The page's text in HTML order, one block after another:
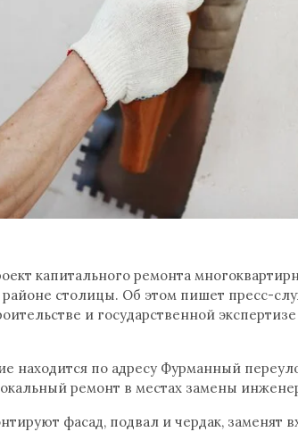
капитального ремонта
столицы. Об этом пишет пресс-
и государственной
находится по адресу Фурманный
ремонт в местах замены
фасад, подвал и чердак, заменят